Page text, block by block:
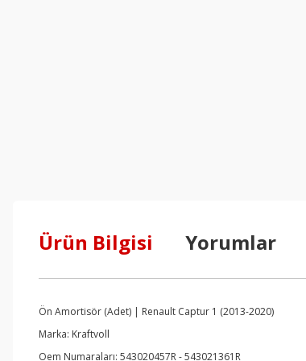
Ürün Bilgisi Yorumlar
Ön Amortisör (Adet) | Renault Captur 1 (2013-2020)
Marka: Kraftvoll
Oem Numaraları: 543020457R - 543021361R